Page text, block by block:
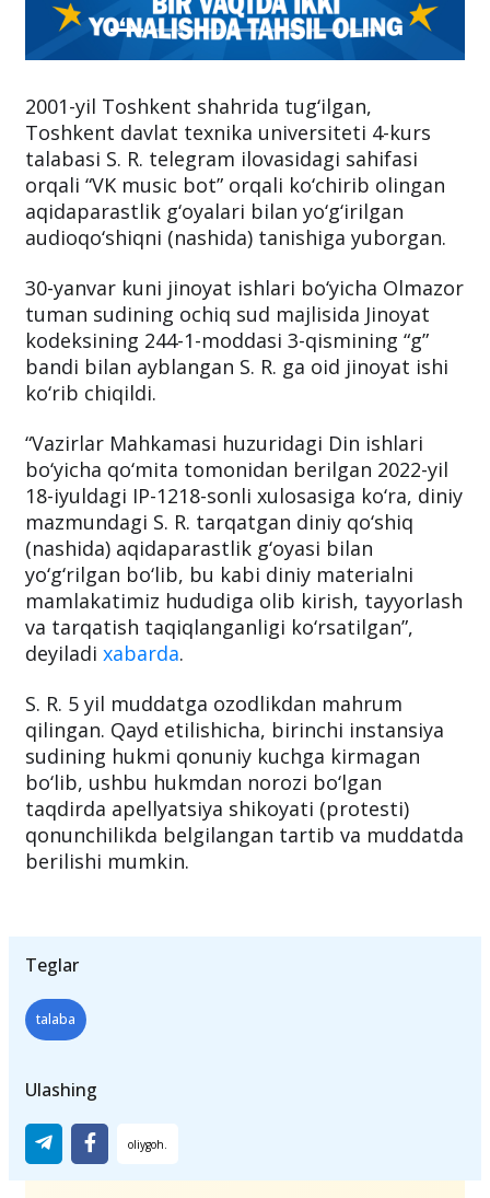
2001-yil Toshkent shahrida tug‘ilgan,
Toshkent davlat texnika universiteti 4-kurs
talabasi S. R. telegram ilovasidagi sahifasi
orqali “VK music bot” orqali ko‘chirib olingan
aqidaparastlik g‘oyalari bilan yo‘g‘irilgan
audioqo‘shiqni (nashida) tanishiga yuborgan.
30-yanvar kuni jinoyat ishlari bo‘yicha Olmazor
tuman sudining ochiq sud majlisida Jinoyat
kodeksining 244-1-moddasi 3-qismining “g”
bandi bilan ayblangan S. R. ga oid jinoyat ishi
ko‘rib chiqildi.
“Vazirlar Mahkamasi huzuridagi Din ishlari
bo‘yicha qo‘mita tomonidan berilgan 2022-yil
18-iyuldagi IP-1218-sonli xulosasiga ko‘ra, diniy
mazmundagi S. R. tarqatgan diniy qo‘shiq
(nashida) aqidaparastlik g‘oyasi bilan
yo‘g‘rilgan bo‘lib, bu kabi diniy materialni
mamlakatimiz hududiga olib kirish, tayyorlash
va tarqatish taqiqlanganligi ko‘rsatilgan”,
deyiladi xabarda.
S. R. 5 yil muddatga ozodlikdan mahrum
qilingan. Qayd etilishicha, birinchi instansiya
sudining hukmi qonuniy kuchga kirmagan
bo‘lib, ushbu hukmdan norozi bo‘lgan
taqdirda apellyatsiya shikoyati (protesti)
qonunchilikda belgilangan tartib va muddatda
berilishi mumkin.
Teglar
talaba
Ulashing